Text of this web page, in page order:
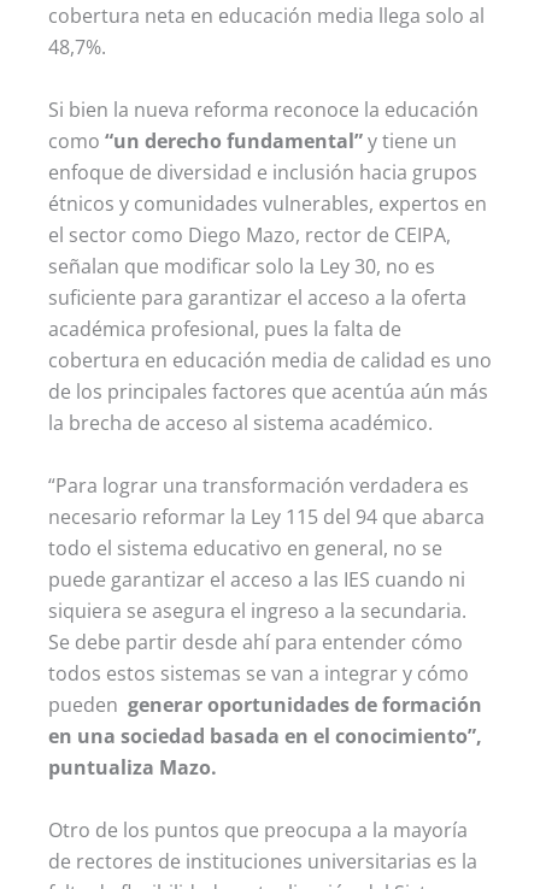
cobertura neta en educación media llega solo al
48,7%.
Si bien la nueva reforma reconoce la educación
como “un derecho fundamental”y tiene un
enfoque de diversidad e inclusión hacia grupos
étnicos y comunidades vulnerables, expertos en
el sector como Diego Mazo, rector de CEIPA,
señalan que modificar solo la Ley 30, no es
suficiente para garantizar el acceso a la oferta
académica profesional, pues la falta de
cobertura en educación media de calidad es uno
de los principales factores que acentúa aún más
la brecha de acceso al sistema académico.
“Para lograr una transformación verdadera es
necesario reformar la Ley 115 del 94 que abarca
todo el sistema educativo en general, no se
puede garantizar el acceso a las IES cuando ni
siquiera se asegura el ingreso a la secundaria.
Se debe partir desde ahí para entender cómo
todos estos sistemas se van a integrar y cómo
pueden generar oportunidades de formación
en una sociedad basada en el conocimiento”,
puntualiza Mazo.
Otro de los puntos que preocupa a la mayoría
de rectores de instituciones universitarias es la